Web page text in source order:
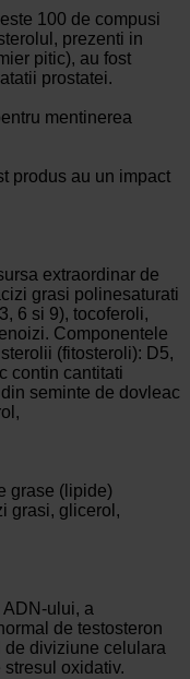
100 de compusi
prezenti in
pitic), au fost
prostatei.
mentinerea
produs au un impact
extraordinar de
grasi polinesaturati
6 si 9), tocoferoli,
Componentele
(fitosteroli): D5,
contin cantitati
seminte de dovleac
grase (lipide)
grasi, glicerol,
ului, a
de testosteron
de diviziune celulara
oxidativ.